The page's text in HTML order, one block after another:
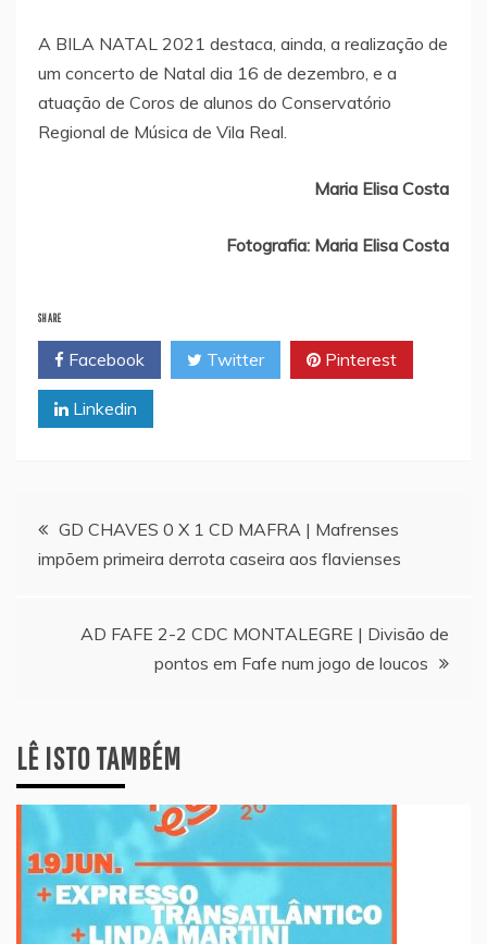
A BILA NATAL 2021 destaca, ainda, a realização de
um concerto de Natal dia 16 de dezembro, e a
atuação de Coros de alunos do Conservatório
Regional de Música de Vila Real.
Maria Elisa Costa
Fotografia: Maria Elisa Costa
SHARE
Facebook Twitter Pinterest
Linkedin
Navegação
artigos
GD CHAVES 0 X 1 CD MAFRA | Mafrenses
impõem primeira derrota caseira aos flavienses
AD FAFE 2-2 CDC MONTALEGRE | Divisão de
pontos em Fafe num jogo de loucos
LÊ ISTO TAMBÉM